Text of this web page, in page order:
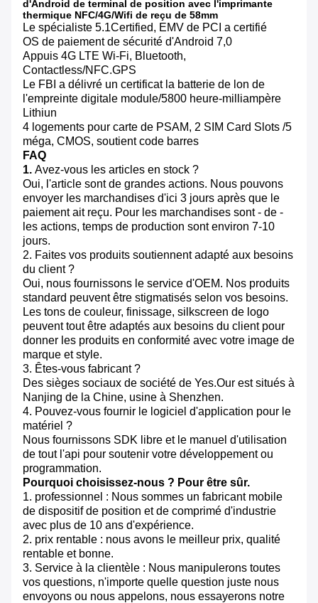
d'Android de terminal de position avec l'imprimante
thermique NFC/4G/Wifi de reçu de 58mm
Le spécialiste 5.1Certified, EMV de PCI a certifié
OS de paiement de sécurité d'Android 7,0
Appuis 4G LTE Wi-Fi, Bluetooth,
Contactless/NFC.GPS
Le FBI a délivré un certificat la batterie de lon de
l'empreinte digitale module/5800 heure-milliampère
Lithiun
4 logements pour carte de PSAM, 2 SIM Card Slots /5
méga, CMOS, soutient code barres
FAQ
1. Avez-vous les articles en stock ?
Oui, l'article sont de grandes actions. Nous pouvons
envoyer les marchandises d'ici 3 jours après que le
paiement ait reçu. Pour les marchandises sont - de -
les actions, temps de production sont environ 7-10
jours.
2. Faites vos produits soutiennent adapté aux besoins
du client ?
Oui, nous fournissons le service d'OEM. Nos produits
standard peuvent être stigmatisés selon vos besoins.
Les tons de couleur, finissage, silkscreen de logo
peuvent tout être adaptés aux besoins du client pour
donner les produits en conformité avec votre image de
marque et style.
3. Êtes-vous fabricant ?
Des sièges sociaux de société de Yes.Our est situés à
Nanjing de la Chine, usine à Shenzhen.
4. Pouvez-vous fournir le logiciel d'application pour le
matériel ?
Nous fournissons SDK libre et le manuel d'utilisation
de tout l'api pour soutenir votre développement ou
programmation.
Pourquoi choisissez-nous ? Pour être sûr.
1. professionnel : Nous sommes un fabricant mobile
de dispositif de position et de comprimé d'industrie
avec plus de 10 ans d'expérience.
2. prix rentable : nous avons le meilleur prix, qualité
rentable et bonne.
3. Service à la clientèle : Nous manipulerons toutes
vos questions, n'importe quelle question juste nous
envoyons ou nous appelons, nous essayerons notre